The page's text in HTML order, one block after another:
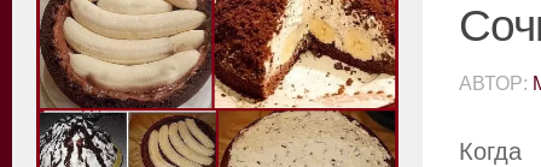
АВТОР: